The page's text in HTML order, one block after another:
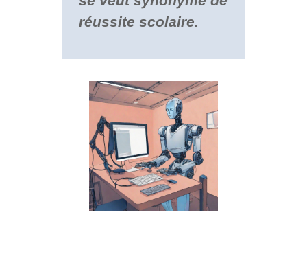
réussite scolaire.